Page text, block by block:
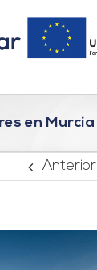
en Murcia
Anterior